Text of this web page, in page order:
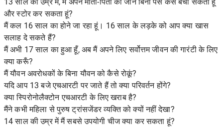
और स्टोर कर सकता हूं?
मैं कल 16 साल का होने जा रहा हूं। 16 साल के लड़के को आप क्या खास
सलाह दे सकते हैं?
मैं अभी 17 साल का हुआ हूँ, अब मैं अपने लिए सर्वोत्तम जीवन की गारंटी के लिए
क्या करूँ?
मैं यौवन अवरोधकों के बिना यौवन को कैसे रोकूं?
यदि आप 13 बजे एचआरटी पर जाते हैं तो क्या परिवर्तन होंगे?
क्या स्पिरोनोलैक्टोन एचआरटी के लिए खराब है?
मैंने कभी महिला से पुरुष ट्रांसजेंडर व्यक्ति को क्यों नहीं देखा?
14 साल की उम्र में मैं सबसे उपयोगी चीज क्या कर सकता हूं?